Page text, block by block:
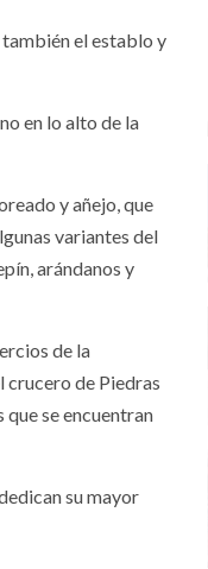
el establo y
en lo alto de la
y añejo, que
variantes del
arándanos y
de la
crucero de Piedras
se encuentran
su mayor